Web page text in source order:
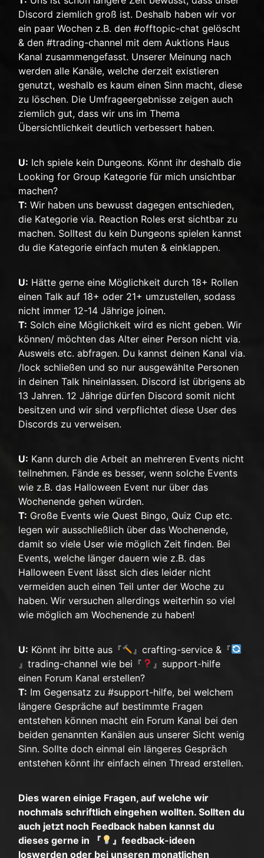
Discord ziemlich groß ist. Deshalb haben wir vor
ein paar Wochen z.B. den #offtopic-chat gelöscht
& den #trading-channel mit dem Auktions Haus
Kanal zusammengefasst. Unserer Meinung nach
werden alle Kanäle, welche derzeit existieren
genutzt, weshalb es kaum einen Sinn macht, diese
zu löschen. Die Umfrageergebnisse zeigen auch
ziemlich gut, dass wir uns im Thema
Übersichtlichkeit deutlich verbessert haben.
U: Ich spiele kein Dungeons. Könnt ihr deshalb die
Looking for Group Kategorie für mich unsichtbar
machen?
T: Wir haben uns bewusst dagegen entschieden,
die Kategorie via. Reaction Roles erst sichtbar zu
machen. Solltest du kein Dungeons spielen kannst
du die Kategorie einfach muten & einklappen.
U: Hätte gerne eine Möglichkeit durch 18+ Rollen
einen Talk auf 18+ oder 21+ umzustellen, sodass
nicht immer 12-14 Jährige joinen.
T: Solch eine Möglichkeit wird es nicht geben. Wir
können/ möchten das Alter einer Person nicht via.
Ausweis etc. abfragen. Du kannst deinen Kanal via.
/lock schließen und so nur ausgewählte Personen
in deinen Talk hineinlassen. Discord ist übrigens ab
13 Jahren. 12 Jährige dürfen Discord somit nicht
besitzen und wir sind verpflichtet diese User des
Discords zu verweisen.
U: Kann durch die Arbeit an mehreren Events nicht
teilnehmen. Fände es besser, wenn solche Events
wie z.B. das Halloween Event nur über das
Wochenende gehen würden.
T: Große Events wie Quest Bingo, Quiz Cup etc.
legen wir ausschließlich über das Wochenende,
damit so viele User wie möglich Zeit finden. Bei
Events, welche länger dauern wie z.B. das
Halloween Event lässt sich dies leider nicht
vermeiden auch einen Teil unter der Woche zu
haben. Wir versuchen allerdings weiterhin so viel
wie möglich am Wochenende zu haben!
U: Könnt ihr bitte aus『
』crafting-service &『
』trading-channel wie bei『
』support-hilfe
einen Forum Kanal erstellen?
T: Im Gegensatz zu #support-hilfe, bei welchem
längere Gespräche auf bestimmte Fragen
entstehen können macht ein Forum Kanal bei den
beiden genannten Kanälen aus unserer Sicht wenig
Sinn. Sollte doch einmal ein längeres Gespräch
entstehen könnt ihr einfach einen Thread erstellen.
Dies waren einige Fragen, auf welche wir
nochmals schriftlich eingehen wollten. Sollten du
auch jetzt noch Feedback haben kannst du
dieses gerne in 『
』feedback-ideen
loswerden oder bei unseren monatlichen